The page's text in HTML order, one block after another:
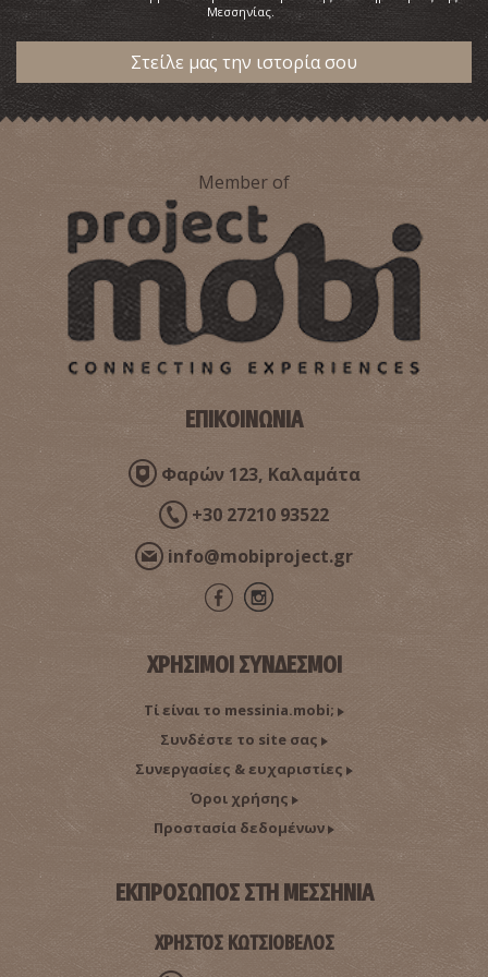
Ανάκτορο του Νέστορα
ΑΡΧΑΙΟΙ ΧΡΟΝΟΙ ~7.6Km
Νέστορας, ο σοφός βασιλιάς
ΑΡΧΑΙΟΙ ΧΡΟΝΟΙ ~7.6Km
ΑΡΧΑΙΟΙ ΧΡΟΝΟΙ ~7.7Km
Το μοναστήρι του «Ασκητή» - Η Βαβέλ της
Πελοποννήσου
ΜΟΝΑΣΤΗΡΙΑ ~9.2Km
Μεσσηνίας.
Στείλε μας την ιστορία σου
Member of
ΕΠΙΚΟΙΝΩΝΙΑ
Φαρών 123, Καλαμάτα
+30 27210 93522
info@mobiproject.gr
ΧΡΗΣΙΜΟΙ ΣΥΝΔΕΣΜΟΙ
Τί είναι το messinia.mobi;
Συνδέστε το site σας
Συνεργασίες & ευχαριστίες
Όροι χρήσης
Προστασία δεδομένων
ΕΚΠΡΟΣΩΠΟΣ ΣΤΗ ΜΕΣΣΗΝΙΑ
ΧΡΗΣΤΟΣ ΚΩΤΣΙΟΒΕΛΟΣ